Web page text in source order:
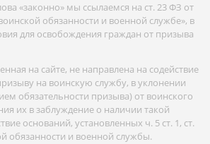
«законно» мы ссылаемся на ст. 23 ФЗ от
обязанности и военной службе», в
для освобождения граждан от призыва
на сайте, не направлена на содействие
на воинскую службу, в уклонении
обязательности призыва) от воинского
их в заблуждение о наличии такой
оснований, установленных ч. 5 ст. 1, ст.
обязанности и военной службы.